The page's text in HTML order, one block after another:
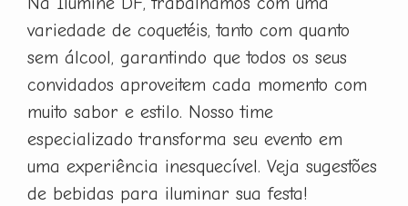
variedade de coquetéis, tanto com quanto
sem álcool, garantindo que todos os seus
convidados aproveitem cada momento com
muito sabor e estilo. Nosso time
especializado transforma seu evento em
uma experiência inesquecível. Veja sugestões
de bebidas para iluminar sua festa!